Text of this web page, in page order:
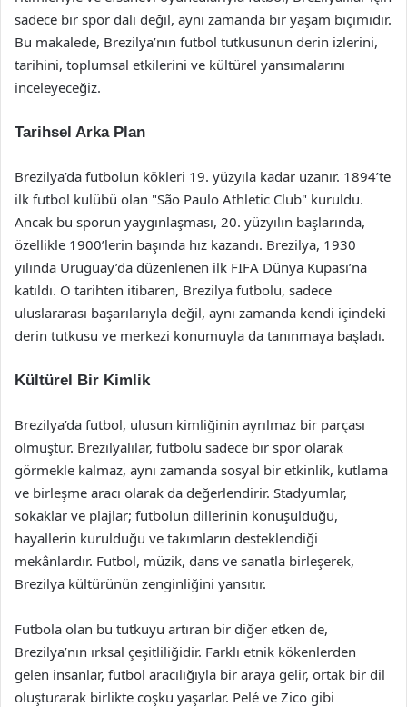
sadece bir spor dalı değil, aynı zamanda bir yaşam biçimidir.
Bu makalede, Brezilya’nın futbol tutkusunun derin izlerini,
tarihini, toplumsal etkilerini ve kültürel yansımalarını
inceleyeceğiz.
Tarihsel Arka Plan
Brezilya’da futbolun kökleri 19. yüzyıla kadar uzanır. 1894’te
ilk futbol kulübü olan "São Paulo Athletic Club" kuruldu.
Ancak bu sporun yaygınlaşması, 20. yüzyılın başlarında,
özellikle 1900’lerin başında hız kazandı. Brezilya, 1930
yılında Uruguay’da düzenlenen ilk FIFA Dünya Kupası’na
katıldı. O tarihten itibaren, Brezilya futbolu, sadece
uluslararası başarılarıyla değil, aynı zamanda kendi içindeki
derin tutkusu ve merkezi konumuyla da tanınmaya başladı.
Kültürel Bir Kimlik
Brezilya’da futbol, ulusun kimliğinin ayrılmaz bir parçası
olmuştur. Brezilyalılar, futbolu sadece bir spor olarak
görmekle kalmaz, aynı zamanda sosyal bir etkinlik, kutlama
ve birleşme aracı olarak da değerlendirir. Stadyumlar,
sokaklar ve plajlar; futbolun dillerinin konuşulduğu,
hayallerin kurulduğu ve takımların desteklendiği
mekânlardır. Futbol, müzik, dans ve sanatla birleşerek,
Brezilya kültürünün zenginliğini yansıtır.
Futbola olan bu tutkuyu artıran bir diğer etken de,
Brezilya’nın ırksal çeşitliliğidir. Farklı etnik kökenlerden
gelen insanlar, futbol aracılığıyla bir araya gelir, ortak bir dil
oluşturarak birlikte coşku yaşarlar. Pelé ve Zico gibi